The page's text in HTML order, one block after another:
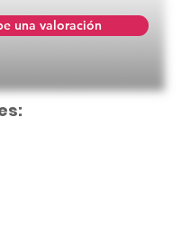
una valoración